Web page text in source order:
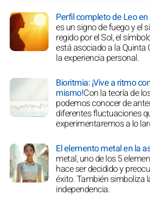
Perfil completo de Leo
es un signo de fuego y el
regido por el Sol, el
está asociado a la Quinta
la experiencia personal.
Bioritmia: ¡Vive a ritmo
mismo!Con la teoría de
podemos conocer de
diferentes fluctuaciones
experimentaremos a lo
El elemento metal en la
metal, uno de los 5
hace ser decidido y
éxito. También simboliza
independencia.